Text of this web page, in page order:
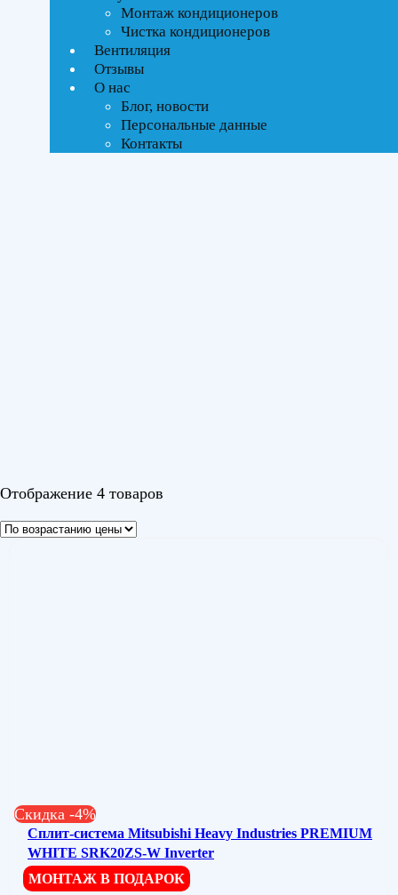
Монтаж кондиционеров
Чистка кондиционеров
Вентиляция
Отзывы
О нас
Блог, новости
Персональные данные
Контакты
ВСЕ АКЦИИ(4)
Тип управления
Инверторное
Бренды
Отображение 4 товаров
Скидка -4%
Сплит-система Mitsubishi Heavy Industries PREMIUM
WHITE SRK20ZS-W Inverter
МОНТАЖ В ПОДАРОК